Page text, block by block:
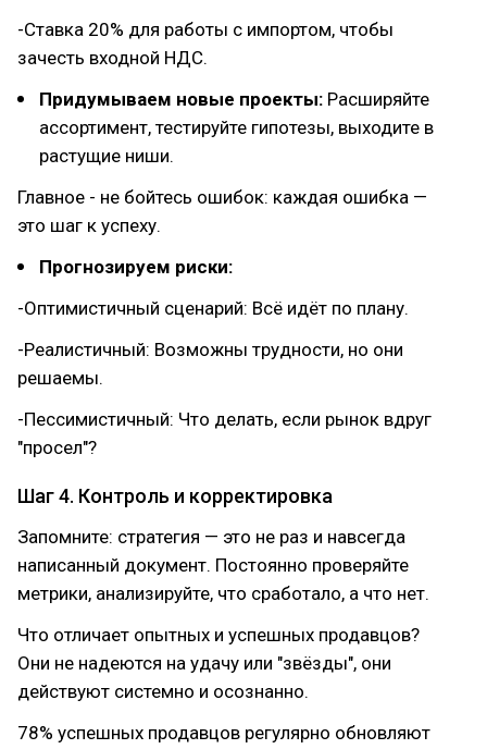
-Ставка 20% для работы с импортом, чтобы
зачесть входной НДС.
Придумываем новые проекты: Расширяйте
ассортимент, тестируйте гипотезы, выходите в
растущие ниши.
Главное - не бойтесь ошибок: каждая ошибка —
это шаг к успеху.
Прогнозируем риски:
-Оптимистичный сценарий: Всё идёт по плану.
-Реалистичный: Возможны трудности, но они
решаемы.
-Пессимистичный: Что делать, если рынок вдруг
"просел"?
Шаг 4. Контроль и корректировка
Запомните: стратегия — это не раз и навсегда
написанный документ. Постоянно проверяйте
метрики, анализируйте, что сработало, а что нет.
Что отличает опытных и успешных продавцов?
Они не надеются на удачу или "звёзды", они
действуют системно и осознанно.
78% успешных продавцов регулярно обновляют